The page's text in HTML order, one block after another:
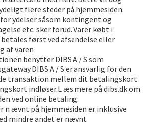
flere steder på hjemmesiden.
ydelser såsom kontingent og
etc. sker forud. Varer købt i
først ved afsendelse eller
af varen
benytter DIBS A / S som
A / S er ansvarlig for den
transaktion mellem dit betalingskort
indløser.L æs mere på dibs.dk om
ved online betaling.
n ævnt på hjemmesiden er inklusive
mindre andet er nævnt